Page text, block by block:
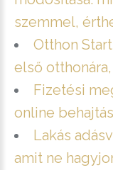
szemmel,
Otthon
első
Fizetési
online
Lakás
amit ne